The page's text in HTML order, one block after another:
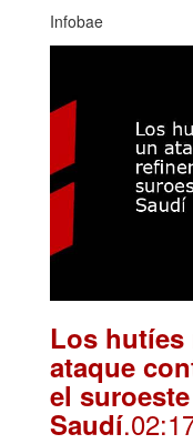
Infobae
Los
ataque
el
Saudí